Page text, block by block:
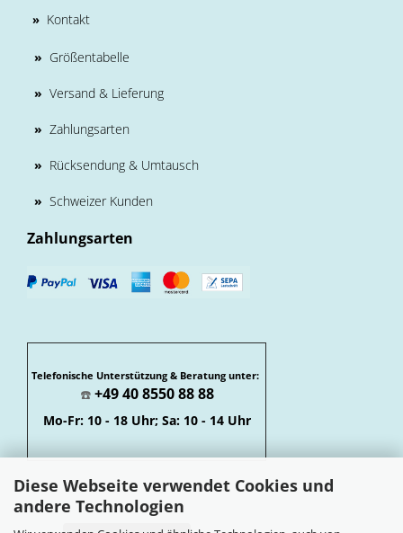
Diese Webseite verwendet Cookies und
andere Technologien
» Kontakt
» Größentabelle
» Versand & Lieferung
» Zahlungsarten
» Rücksendung & Umtausch
» Schweizer Kunden
Zahlungsarten
Telefonische Unterstützung & Beratung unter:
☎️ +49 40 8550 88 88
Mo-Fr: 10 - 18 Uhr; Sa: 10 - 14 Uhr